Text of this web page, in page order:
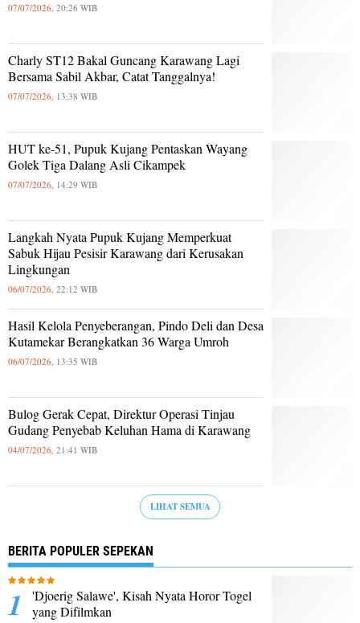
07/07/2026, 20:26 WIB
Charly ST12 Bakal Guncang Karawang Lagi
Bersama Sabil Akbar, Catat Tanggalnya!
07/07/2026, 13:38 WIB
HUT ke-51, Pupuk Kujang Pentaskan Wayang
Golek Tiga Dalang Asli Cikampek
07/07/2026, 14:29 WIB
Langkah Nyata Pupuk Kujang Memperkuat
Sabuk Hijau Pesisir Karawang dari Kerusakan
Lingkungan
06/07/2026, 22:12 WIB
Hasil Kelola Penyeberangan, Pindo Deli dan Desa
Kutamekar Berangkatkan 36 Warga Umroh
06/07/2026, 13:35 WIB
Bulog Gerak Cepat, Direktur Operasi Tinjau
Gudang Penyebab Keluhan Hama di Karawang
04/07/2026, 21:41 WIB
LIHAT SEMUA
BERITA POPULER SEPEKAN
'Djoerig Salawe', Kisah Nyata Horor Togel
yang Difilmkan